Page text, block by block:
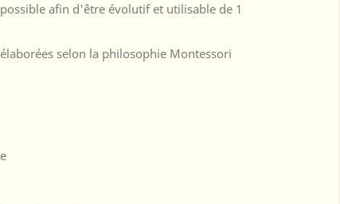
afin d'être évolutif et utilisable de 1
selon la philosophie Montessori